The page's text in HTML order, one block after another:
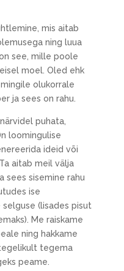
mis aitab
ning luua
see, mille poole
moel. Oled ehk
olukorrale
ja sees on rahu.
puhata,
loomingulise
ideid või
aitab meil välja
sees sisemine rahu
ise
selguse (lisades pisut
Me raiskame
ning hakkame
tegema
peame.